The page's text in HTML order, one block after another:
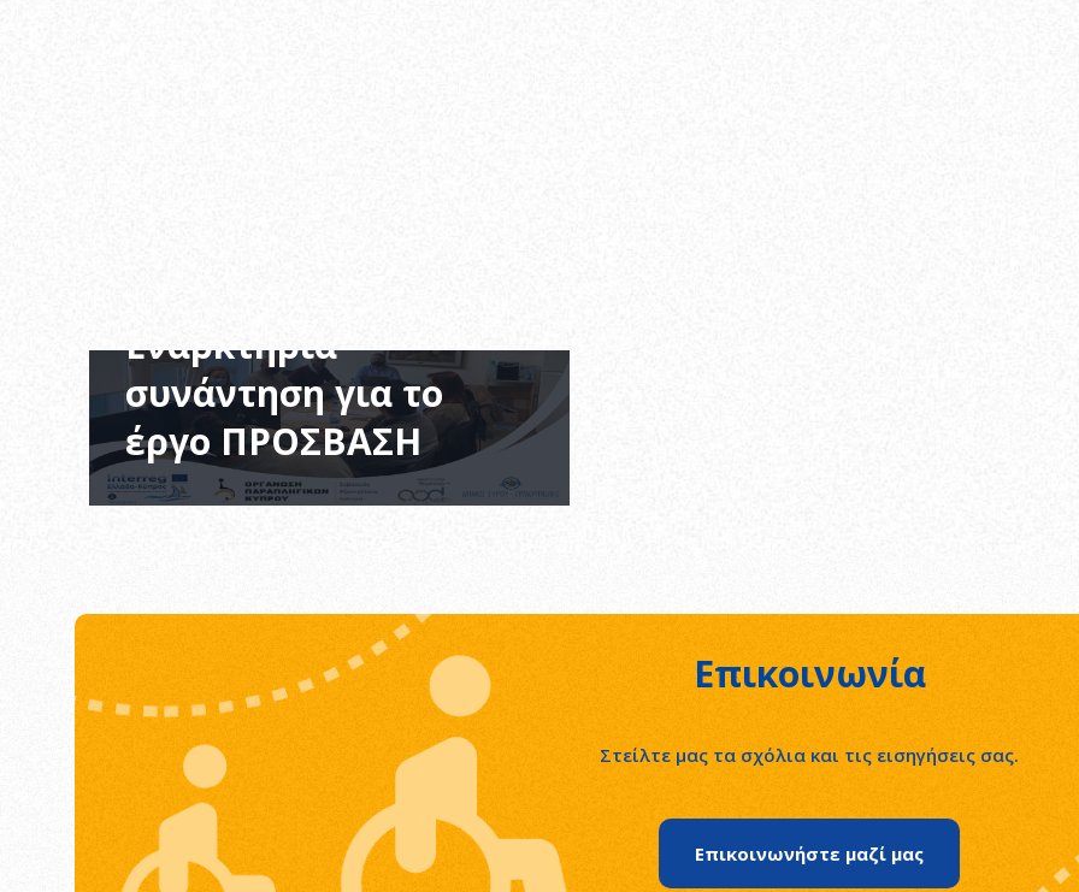
Eναρκτήρια
συνάντηση για το
έργο ΠΡΟΣΒΑΣΗ
Επικοινωνία
Στείλτε μας τα σχόλια και τις εισηγήσεις σας.
Επικοινωνήστε μαζί μας